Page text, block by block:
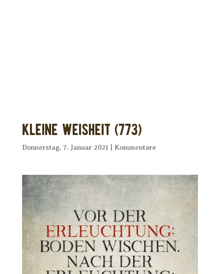
Kleine Weisheit (773)
Donnerstag, 7. Januar 2021 Kommentare